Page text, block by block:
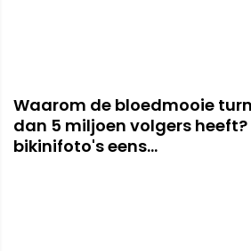
Waarom de bloedmooie
dan 5 miljoen volgers heeft?
bikinifoto's eens...